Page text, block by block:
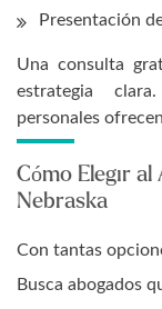
Presentación
Una consulta
estrategia
personales
Cómo Elegir al
Nebraska
Con tantas
Busca abogados